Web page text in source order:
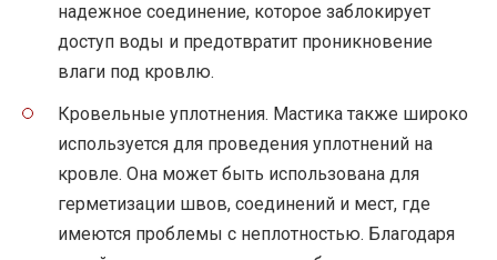
надежное соединение, которое заблокирует
доступ воды и предотвратит проникновение
влаги под кровлю.
Кровельные уплотнения. Мастика также широко
используется для проведения уплотнений на
кровле. Она может быть использована для
герметизации швов, соединений и мест, где
имеются проблемы с неплотностью. Благодаря